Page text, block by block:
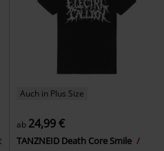
Auch in Plus Size
ab 24,99 €
TANZNEID Death Core Smile